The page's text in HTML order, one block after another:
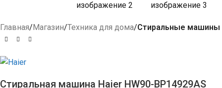
Главная Магазин Техника для дома Стиральные машины
Стиральная машина Haier HW90-BP14929AS